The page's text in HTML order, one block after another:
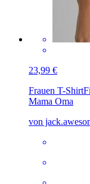
23,99 €
Frauen T-Shirt
Mama Oma
von